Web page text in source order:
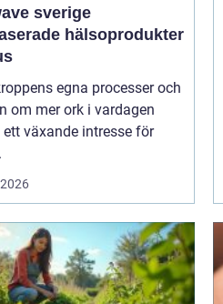
sverige
hälsoprodukter
egna processer och
om mer ork i vardagen
växande intresse för